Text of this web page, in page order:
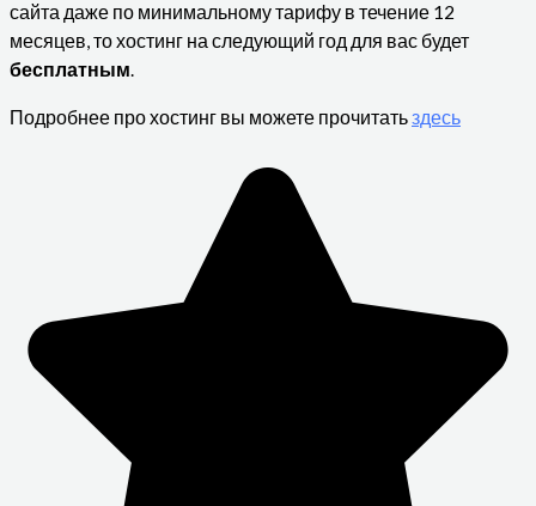
сайта даже по минимальному тарифу в течение 12
месяцев, то хостинг на следующий год для вас будет
бесплатным.
Подробнее про хостинг вы можете прочитатьздесь